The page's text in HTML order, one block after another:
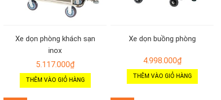
Xe dọn phòng khách sạn
inox
5.117.000₫
THÊM VÀO GIỎ HÀNG
Xe dọn buồng phòng
4.998.000₫
THÊM VÀO GIỎ HÀNG